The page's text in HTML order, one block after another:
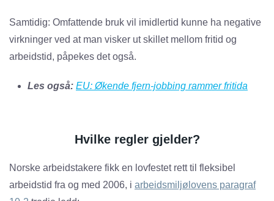
Samtidig: Omfattende bruk vil imidlertid kunne ha negative
virkninger ved at man visker ut skillet mellom fritid og
arbeidstid, påpekes det også.
Les også: EU: Økende fjern-jobbing rammer fritida
Hvilke regler gjelder?
Norske arbeidstakere fikk en lovfestet rett til fleksibel
arbeidstid fra og med 2006, i arbeidsmiljølovens paragraf